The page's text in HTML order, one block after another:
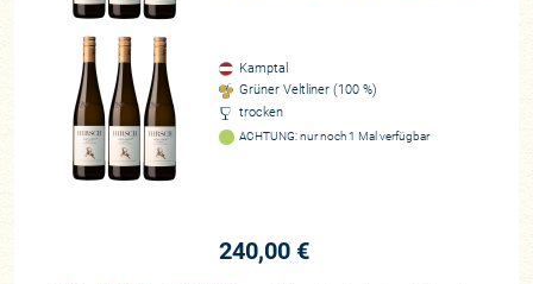
Kamptal
Grüner Veltliner (100 %)
trocken
ACHTUNG: nur noch 1 Mal verfügbar
240,00 €